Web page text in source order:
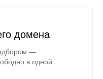
домена
—
в одной